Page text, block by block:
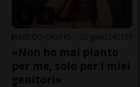
2 gior 24 157
«Non ho mai pianto
per me, solo per i miei
genitori»